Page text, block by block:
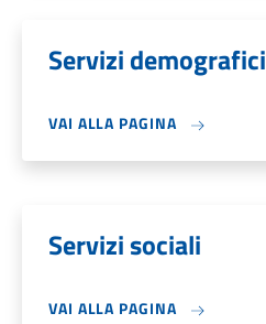
Servizi demografici
VAI ALLA PAGINA
Servizi sociali
VAI ALLA PAGINA